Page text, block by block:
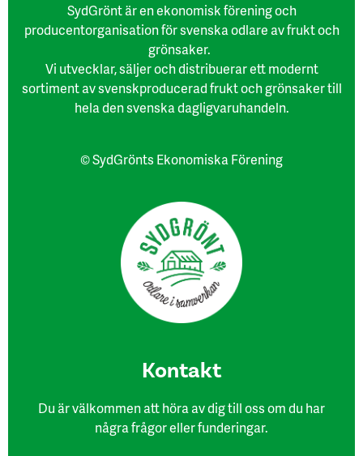
SydGrönt är en ekonomisk förening och
producentorganisation för svenska odlare av frukt och
grönsaker.
Vi utvecklar, säljer och distribuerar ett modernt
sortiment av svenskproducerad frukt och grönsaker till
hela den svenska dagligvaruhandeln.
© SydGrönts Ekonomiska Förening
Kon​takt
Du är välkommen att höra av dig till oss om du har
några frågor eller funderingar.